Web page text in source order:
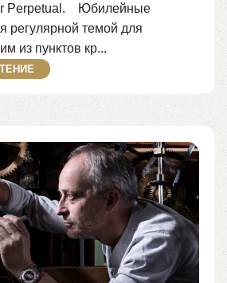
Perpetual.⠀ Юбилейные
регулярной темой для
из пунктов кр...